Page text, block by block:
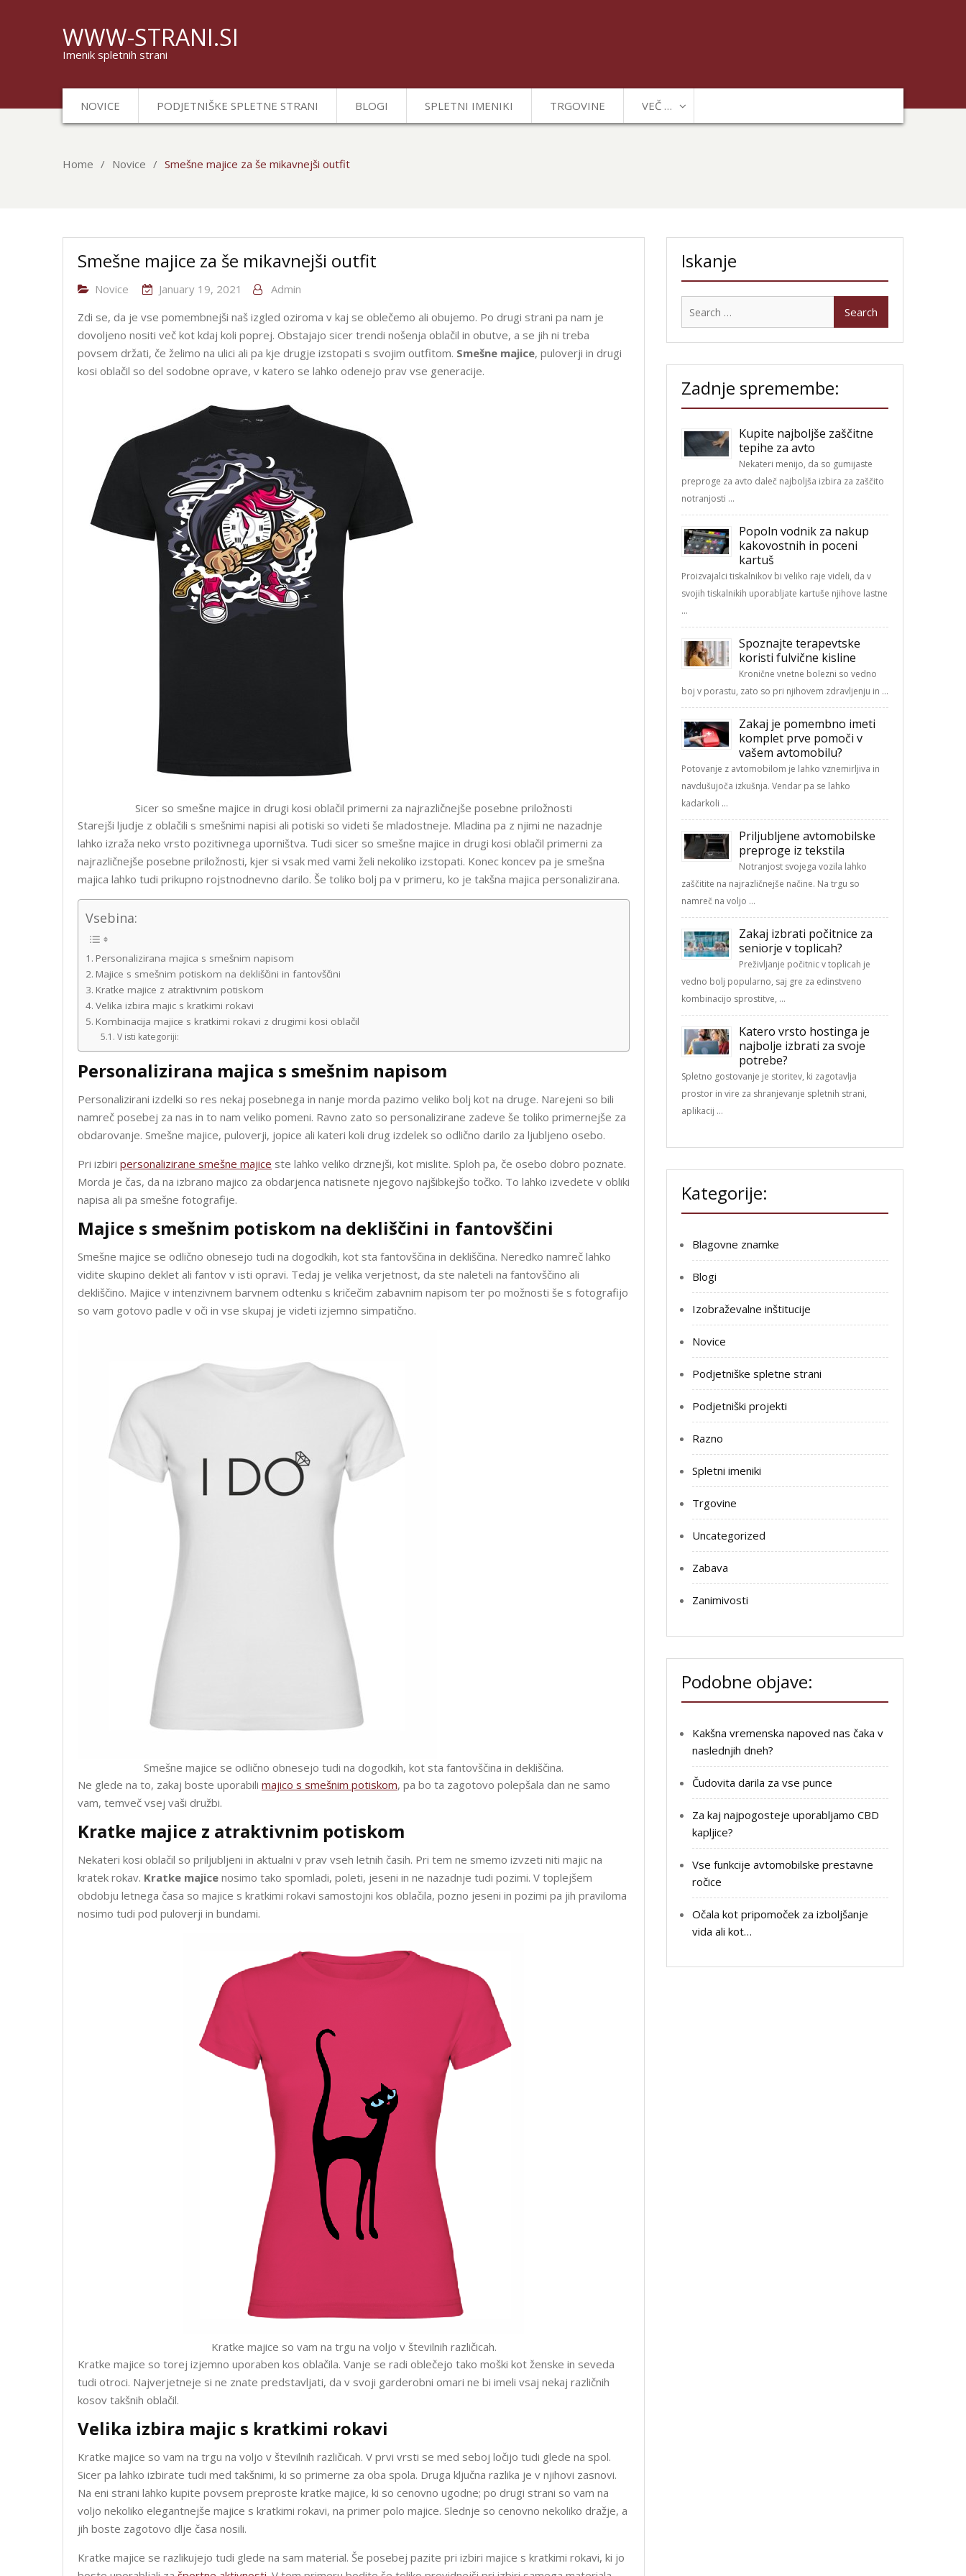
WWW-STRANI.SI
Imenik spletnih strani
NOVICE PODJETNIŠKE SPLETNE STRANI BLOGI SPLETNI IMENIKI TRGOVINE VEČ …
Home Novice Smešne majice za še mikavnejši outfit
Smešne majice za še mikavnejši outfit
Novice January 19, 2021
Admin
Zdi se, da je vse pomembnejši naš izgled oziroma v kaj se oblečemo ali obujemo. Po drugi strani pa nam je
dovoljeno nositi več kot kdaj koli poprej. Obstajajo sicer trendi nošenja oblačil in obutve, a se jih ni treba
povsem držati, če želimo na ulici ali pa kje drugje izstopati s svojim outfitom. Smešne majice, puloverji in drugi
kosi oblačil so del sodobne oprave, v katero se lahko odenejo prav vse generacije.
Sicer so smešne majice in drugi kosi oblačil primerni za najrazličnejše posebne priložnosti
Starejši ljudje z oblačili s smešnimi napisi ali potiski so videti še mladostneje. Mladina pa z njimi ne nazadnje
lahko izraža neko vrsto pozitivnega uporništva. Tudi sicer so smešne majice in drugi kosi oblačil primerni za
najrazličnejše posebne priložnosti, kjer si vsak med vami želi nekoliko izstopati. Konec koncev pa je smešna
majica lahko tudi prikupno rojstnodnevno darilo. Še toliko bolj pa v primeru, ko je takšna majica personalizirana.
Vsebina:
Personalizirana majica s smešnim napisom
Majice s smešnim potiskom na dekliščini in fantovščini
Kratke majice z atraktivnim potiskom
Velika izbira majic s kratkimi rokavi
Kombinacija majice s kratkimi rokavi z drugimi kosi oblačil
V isti kategoriji:
Personalizirana majica s smešnim napisom
Personalizirani izdelki so res nekaj posebnega in nanje morda pazimo veliko bolj kot na druge. Narejeni so bili
namreč posebej za nas in to nam veliko pomeni. Ravno zato so personalizirane zadeve še toliko primernejše za
obdarovanje. Smešne majice, puloverji, jopice ali kateri koli drug izdelek so odlično darilo za ljubljeno osebo.
Pri izbiri personalizirane smešne majice ste lahko veliko drznejši, kot mislite. Sploh pa, če osebo dobro poznate.
Morda je čas, da na izbrano majico za obdarjenca natisnete njegovo najšibkejšo točko. To lahko izvedete v obliki
napisa ali pa smešne fotografije.
Majice s smešnim potiskom na dekliščini in fantovščini
Smešne majice se odlično obnesejo tudi na dogodkih, kot sta fantovščina in dekliščina. Neredko namreč lahko
vidite skupino deklet ali fantov v isti opravi. Tedaj je velika verjetnost, da ste naleteli na fantovščino ali
dekliščino. Majice v intenzivnem barvnem odtenku s kričečim zabavnim napisom ter po možnosti še s fotografijo
so vam gotovo padle v oči in vse skupaj je videti izjemno simpatično.
Smešne majice se odlično obnesejo tudi na dogodkih, kot sta fantovščina in dekliščina.
Ne glede na to, zakaj boste uporabili majico s smešnim potiskom, pa bo ta zagotovo polepšala dan ne samo
vam, temveč vsej vaši družbi.
Kratke majice z atraktivnim potiskom
Nekateri kosi oblačil so priljubljeni in aktualni v prav vseh letnih časih. Pri tem ne smemo izvzeti niti majic na
kratek rokav. Kratke majice nosimo tako spomladi, poleti, jeseni in ne nazadnje tudi pozimi. V toplejšem
obdobju letnega časa so majice s kratkimi rokavi samostojni kos oblačila, pozno jeseni in pozimi pa jih praviloma
nosimo tudi pod puloverji in bundami.
Kratke majice so vam na trgu na voljo v številnih različicah.
Kratke majice so torej izjemno uporaben kos oblačila. Vanje se radi oblečejo tako moški kot ženske in seveda
tudi otroci. Najverjetneje si ne znate predstavljati, da v svoji garderobni omari ne bi imeli vsaj nekaj različnih
kosov takšnih oblačil.
Velika izbira majic s kratkimi rokavi
Kratke majice so vam na trgu na voljo v številnih različicah. V prvi vrsti se med seboj ločijo tudi glede na spol.
Sicer pa lahko izbirate tudi med takšnimi, ki so primerne za oba spola. Druga ključna razlika je v njihovi zasnovi.
Na eni strani lahko kupite povsem preproste kratke majice, ki so cenovno ugodne; po drugi strani so vam na
voljo nekoliko elegantnejše majice s kratkimi rokavi, na primer polo majice. Slednje so cenovno nekoliko dražje, a
jih boste zagotovo dlje časa nosili.
Kratke majice se razlikujejo tudi glede na sam material. Še posebej pazite pri izbiri majice s kratkimi rokavi, ki jo
Iskanje
Zadnje spremembe:
Kupite najboljše zaščitne
tepihe za avto
Nekateri menijo, da so gumijaste
preproge za avto daleč najboljša izbira za zaščito
notranjosti …
Popoln vodnik za nakup
kakovostnih in poceni
kartuš
Proizvajalci tiskalnikov bi veliko raje videli, da v
svojih tiskalnikih uporabljate kartuše njihove lastne
…
Spoznajte terapevtske
koristi fulvične kisline
Kronične vnetne bolezni so vedno
boj v porastu, zato so pri njihovem zdravljenju in …
Zakaj je pomembno imeti
komplet prve pomoči v
vašem avtomobilu?
Potovanje z avtomobilom je lahko vznemirljiva in
navdušujoča izkušnja. Vendar pa se lahko
kadarkoli …
Priljubljene avtomobilske
preproge iz tekstila
Notranjost svojega vozila lahko
zaščitite na najrazličnejše načine. Na trgu so
namreč na voljo …
Zakaj izbrati počitnice za
seniorje v toplicah?
Preživljanje počitnic v toplicah je
vedno bolj popularno, saj gre za edinstveno
kombinacijo sprostitve, …
Katero vrsto hostinga je
najbolje izbrati za svoje
potrebe?
Spletno gostovanje je storitev, ki zagotavlja
prostor in vire za shranjevanje spletnih strani,
aplikacij …
Kategorije:
Blagovne znamke
Blogi
Izobraževalne inštitucije
Novice
Podjetniške spletne strani
Podjetniški projekti
Razno
Spletni imeniki
Trgovine
Uncategorized
Zabava
Zanimivosti
Podobne objave:
Kakšna vremenska napoved nas čaka v
naslednjih dneh?
Čudovita darila za vse punce
Za kaj najpogosteje uporabljamo CBD
kapljice?
Vse funkcije avtomobilske prestavne
ročice
Očala kot pripomoček za izboljšanje
vida ali kot…